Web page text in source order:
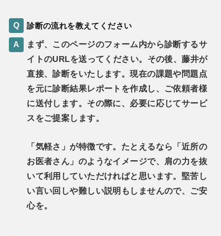
診断の流れを教えてください
まず、このページのフォーム内から診断するサ
イトのURLを送ってください。その後、藤井が
直接、診断をいたします。現在の課題や問題点
を元に診断結果レポートを作成し、ご依頼者様
に送付します。その際に、必要に応じてサービ
スをご提案します。
「気軽さ」が特徴です。たとえるなら「近所の
お医者さん」のようなイメージで、肩の力を抜
いて利用していただければと思います。堅苦し
い言い回しや難しい説明もしませんので、ご安
心を。